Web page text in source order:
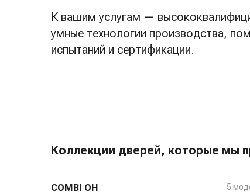
К вашим услугам —
умные технологии производства,
испытаний и сертификации.
Коллекции дверей, которые мы
COMBI OH 5